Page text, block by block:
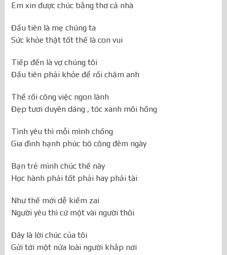
Em xin được chúc bằng thơ cả nhà
Đầu tiên là mẹ chúng ta
Sức khỏe thật tốt thế là con vui
Tiếp đến là vợ chúng tôi
Đầu tiên phải khỏe để rồi chăm anh
Thế rồi công việc ngon lành
Đẹp tươi duyên dáng , tóc xanh môi hồng
Tình yêu thì mỗi mình chồng
Gia đình hạnh phúc bõ công đêm ngày
Bạn trẻ mình chúc thế này
Học hành phải tốt phải hay phải tài
Như thế mới dễ kiếm zai
Người yêu thì cứ một vài người thôi
Đây là lời chúc của tôi
Gửi tới một nửa loài người khắp nơi